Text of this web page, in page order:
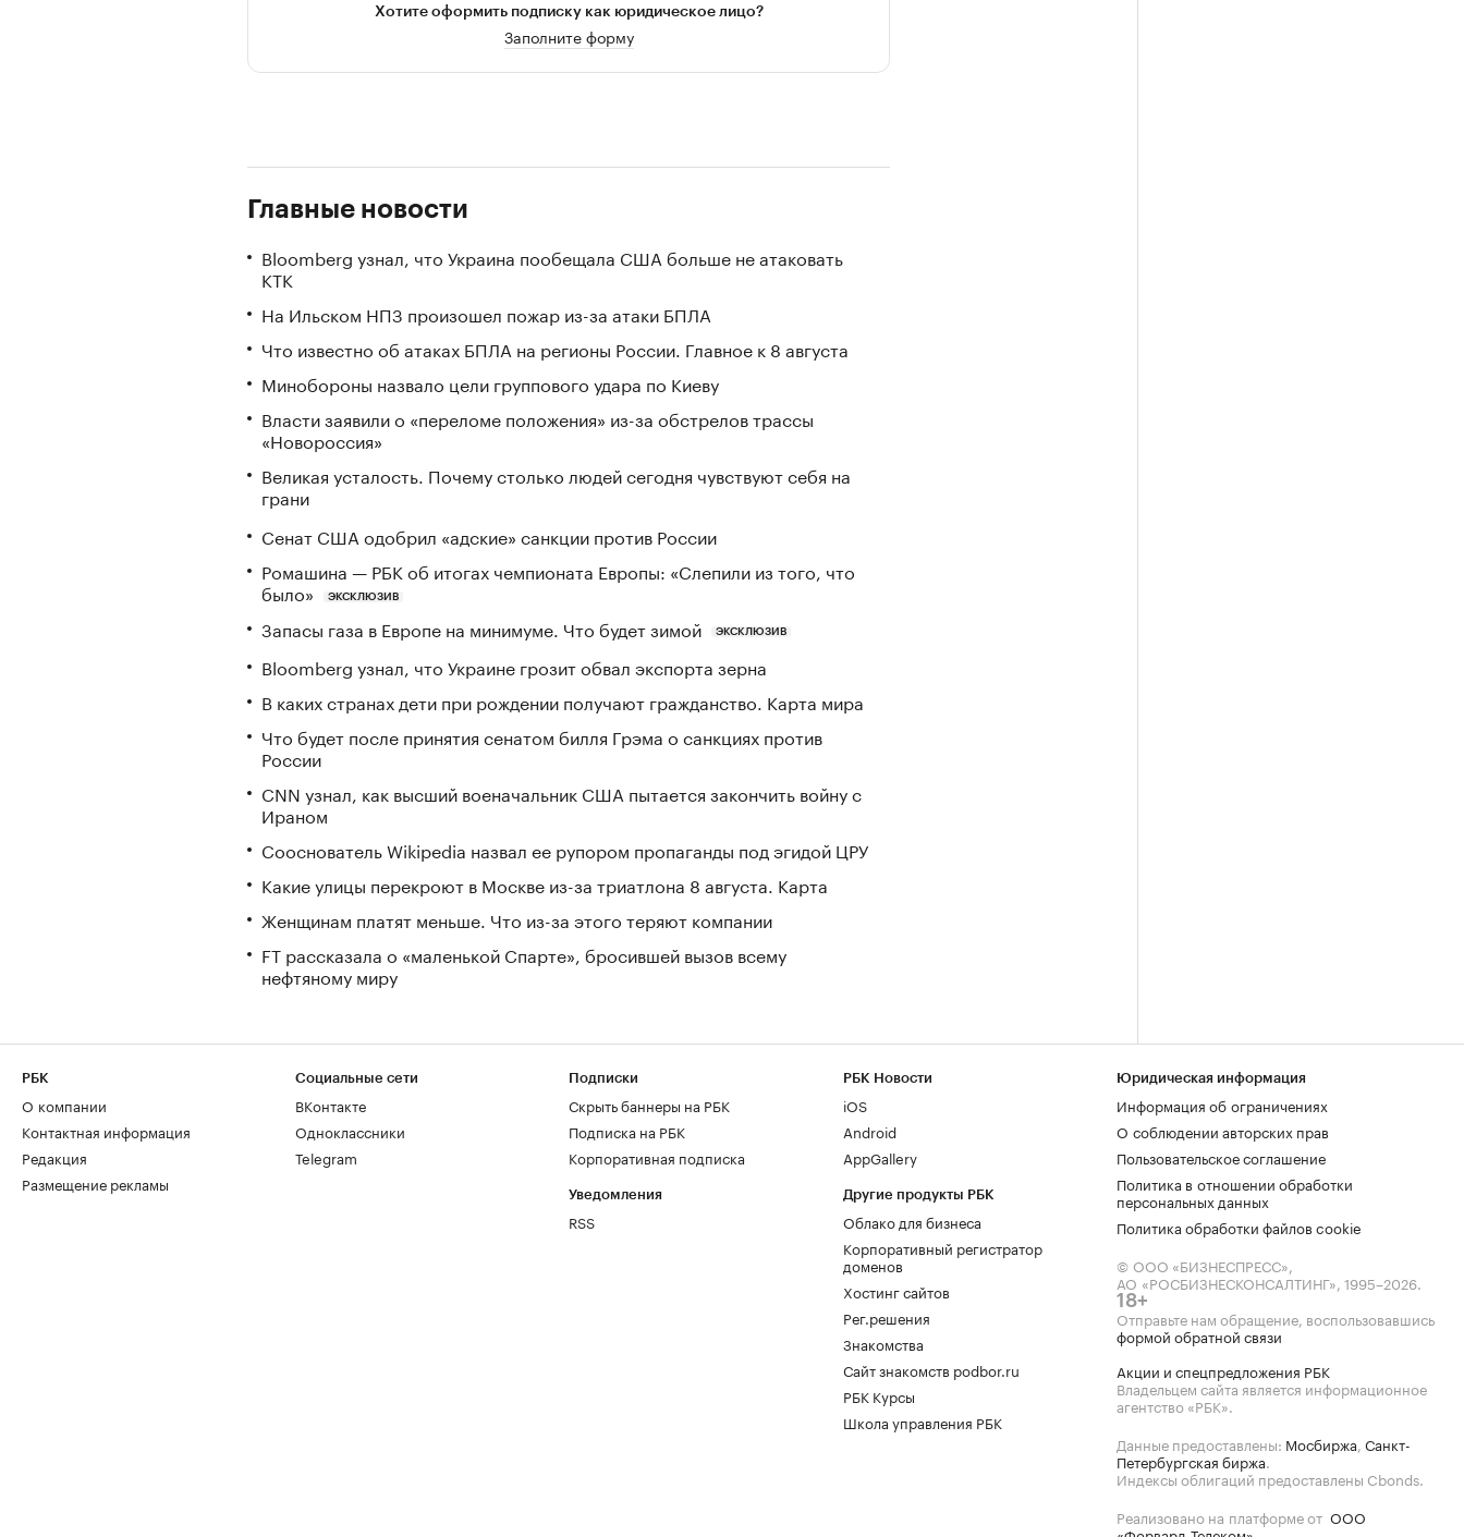
Хотите оформить подписку как юридическое лицо?
Заполните форму
Главные новости
Bloomberg узнал, что Украина пообещала США больше не атаковать
КТК
На Ильском НПЗ произошел пожар из-за атаки БПЛА
Что известно об атаках БПЛА на регионы России. Главное к 8 августа
Минобороны назвало цели группового удара по Киеву
Власти заявили о «переломе положения» из-за обстрелов трассы
«Новороссия»
Великая усталость. Почему столько людей сегодня чувствуют себя на
грани
Сенат США одобрил «адские» санкции против России
Ромашина — РБК об итогах чемпионата Европы: «Слепили из того, что
было»
ЭКСКЛЮЗИВ
Запасы газа в Европе на минимуме. Что будет зимой ЭКСКЛЮЗИВ
Bloomberg узнал, что Украине грозит обвал экспорта зерна
В каких странах дети при рождении получают гражданство. Карта мира
Что будет после принятия сенатом билля Грэма о санкциях против
России
CNN узнал, как высший военачальник США пытается закончить войну с
Ираном
Сооснователь Wikipedia назвал ее рупором пропаганды под эгидой ЦРУ
Какие улицы перекроют в Москве из-за триатлона 8 августа. Карта
Женщинам платят меньше. Что из-за этого теряют компании
FT рассказала о «маленькой Спарте», бросившей вызов всему
нефтяному миру
РБК
О компании
Контактная информация
Редакция
Размещение рекламы
Социальные сети
ВКонтакте
Одноклассники
Telegram
Подписки
Скрыть баннеры на РБК
Подписка на РБК
Корпоративная подписка
Уведомления
RSS
РБК Новости
iOS
Android
AppGallery
Другие продукты РБК
Облако для бизнеса
Корпоративный регистратор
доменов
Хостинг сайтов
Рег.решения
Знакомства
Сайт знакомств podbor.ru
РБК Курсы
Школа управления РБК
Юридическая информация
Информация об ограничениях
О соблюдении авторских прав
Пользовательское соглашение
Политика в отношении обработки
персональных данных
Политика обработки файлов cookie
© ООО «БИЗНЕСПРЕСС»,
АО «РОСБИЗНЕСКОНСАЛТИНГ», 1995–2026.
18+
Отправьте нам обращение, воспользовавшись
формой обратной связи
Акции и спецпредложения РБК
Владельцем сайта является информационное
агентство «РБК».
Данные предоставлены: Мосбиржа, Санкт-
Петербургская биржа.
Индексы облигаций предоставлены Cbonds.
Реализовано на платформе от ООО